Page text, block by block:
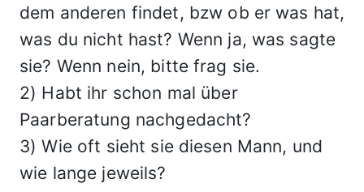
dem anderen findet, bzw ob er was hat,
was du nicht hast? Wenn ja, was sagte
sie? Wenn nein, bitte frag sie.
2) Habt ihr schon mal über
Paarberatung nachgedacht?
3) Wie oft sieht sie diesen Mann, und
wie lange jeweils?